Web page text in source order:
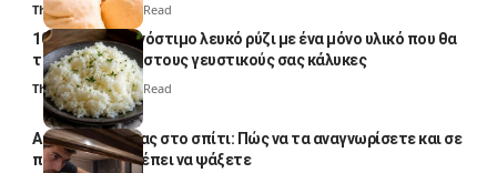
Thali Ombre 4 Min Read
10 φορές ποιο νόστιμο λευκό ρύζι με ένα μόνο υλικό που θα
το απογειώσει στους γευστικούς σας κάλυκες
Thali Ombre4 Min Read
Αυγά κατσαρίδας στο σπίτι: Πώς να τα αναγνωρίσετε και σε
ποια σημεία πρέπει να ψάξετε